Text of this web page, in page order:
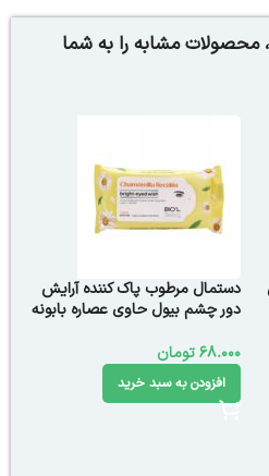
محصولات مشابه را به شما
دستمال مرطوب پاک کننده آرایش
دور چشم بیول حاوی عصاره بابونه
68.000تومان
افزودن به سبد خرید